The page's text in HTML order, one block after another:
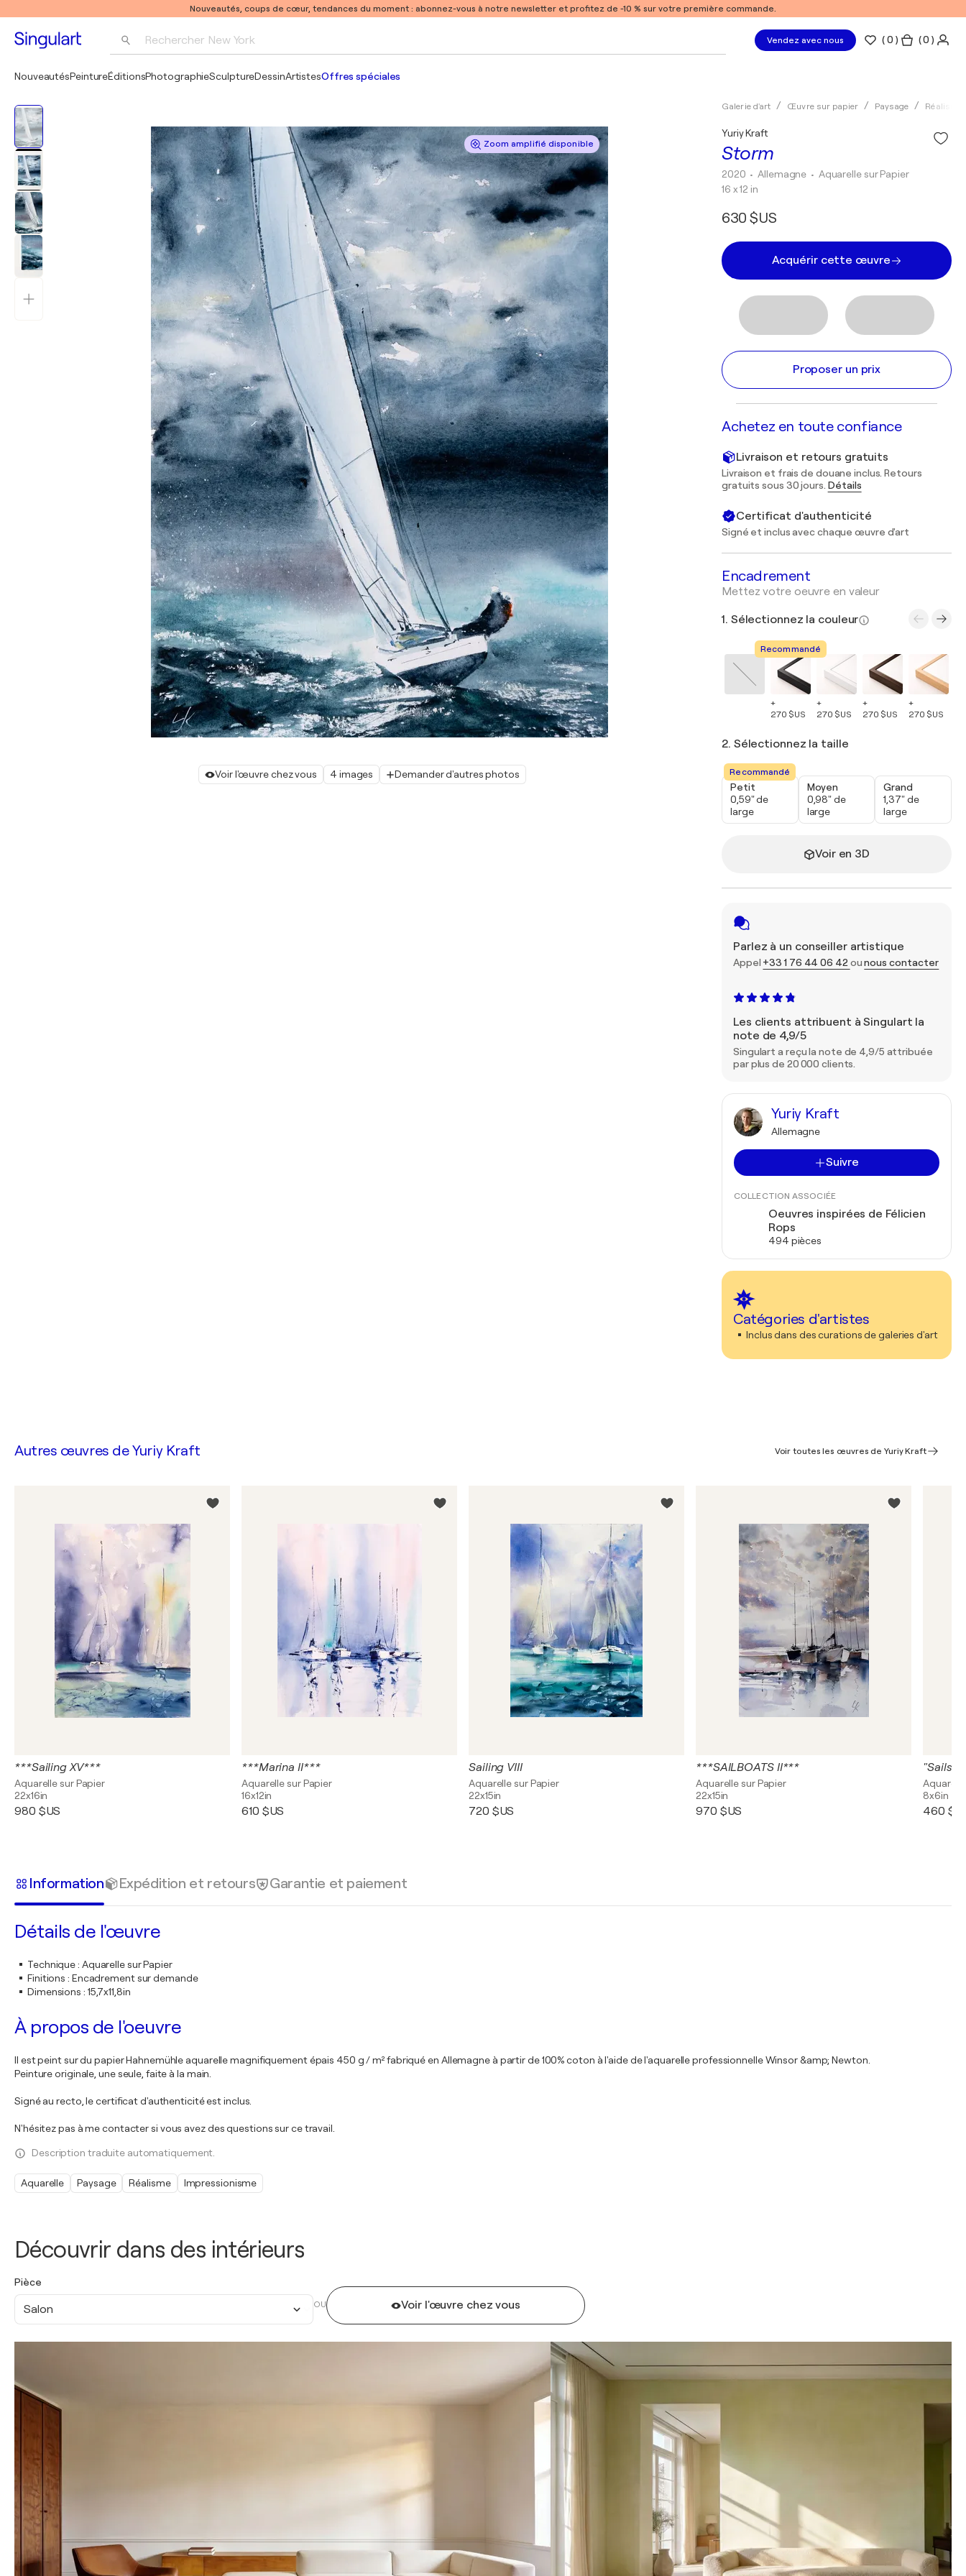
Nouveautés, coups de cœur, tendances du moment : abonnez-vous à notre newsletter et profitez de -10 % sur votre première commande.
Rechercher New York
Pablo Picasso
Vendez avec nous (0 ) ( 0 )
NouveautésPeintureÉditionsPhotographieSculptureDessinArtistesOffres spéciales
Zoom amplifié disponible
Voir l'œuvre chez vous 4 images Demander d'autres photos
Galerie d'art Œuvre sur papier Paysage Réalisme
Storm
Yuriy Kraft
2020 • Allemagne • Aquarelle sur Papier
16 x 12 in
630 $US
Acquérir cette œuvre
Proposer un prix
Achetez en toute confiance
Livraison et retours gratuits
Livraison et frais de douane inclus. Retours
gratuits sous 30 jours. Détails
Certificat d'authenticité
Signé et inclus avec chaque œuvre d'art
Encadrement
Mettez votre oeuvre en valeur
1. Sélectionnez la couleur
Recommandé
+
270 $US
+
270 $US
+
270 $US
+
270 $US
2. Sélectionnez la taille
Recommandé
Petit
0,59" de
large
Moyen
0,98" de
large
Grand
1,37" de
large
Voir en 3D
Parlez à un conseiller artistique
Appel +33 1 76 44 06 42 ounous contacter
Les clients attribuent à Singulart la
note de 4,9/5
Singulart a reçu la note de 4,9/5 attribuée
par plus de 20 000 clients.
Yuriy Kraft
Allemagne
Suivre
COLLECTION ASSOCIÉE
Oeuvres inspirées de Félicien
Rops
494 pièces
Catégories d'artistes
Inclus dans des curations de galeries d'art
Découvrir dans des intérieurs
Pièce
Salon OU Voir l'œuvre chez vous
Autres œuvres deYuriy Kraft Voir toutes les œuvres de Yuriy Kraft
***Sailing XV***
Aquarelle sur Papier
22x16in
980 $US
***Marina II***
Aquarelle sur Papier
16x12in
610 $US
Sailing VIII
Aquarelle sur Papier
22x15in
720 $US
***SAILBOATS II***
Aquarelle sur Papier
22x15in
970 $US
"Sails
8x6in
460
Information Expédition et retours Garantie et paiement
Détails de l'œuvre
Technique: Aquarelle sur Papier
Finitions : Encadrement sur demande
Dimensions : 15,7x11,8in
À propos de l'oeuvre
Il est peint sur du papier Hahnemühle aquarelle magnifiquement épais 450 g / m² fabriqué en Allemagne à partir de 100% coton à l'aide de l'aquarelle professionnelle Winsor &amp; Newton.
Peinture originale, une seule, faite à la main.
Signé au recto, le certificat d'authenticité est inclus.
N'hésitez pas à me contacter si vous avez des questions sur ce travail.
Description traduite automatiquement.
Aquarelle Paysage Réalisme Impressionisme